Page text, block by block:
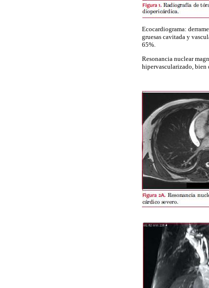
Ecocardiograma:
gruesas cavitada y
65%.
Resonancia nuclear
hipervascularizado,